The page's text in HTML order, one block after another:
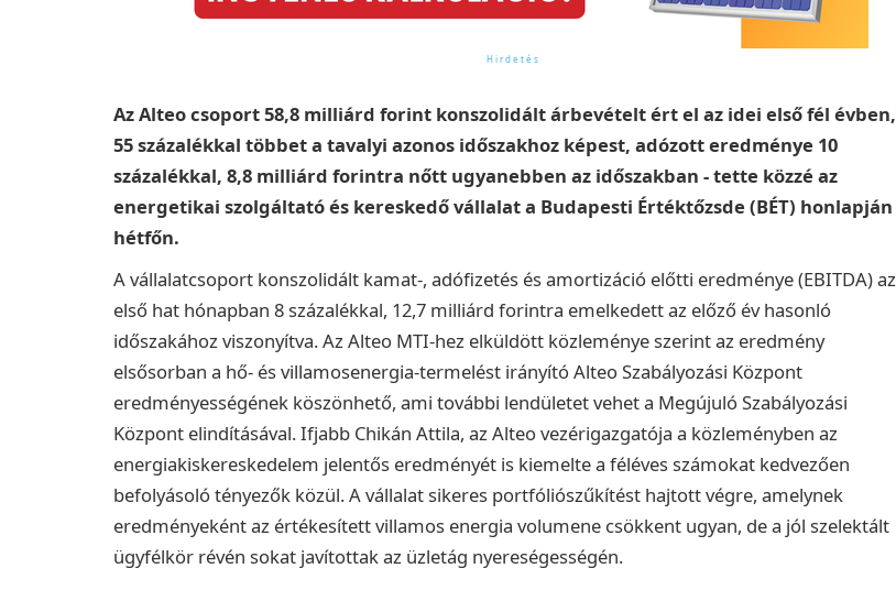
Az Alteo csoport 58,8 milliárd forint konszolidált árbevételt ért el az idei első fél évben,
55 százalékkal többet a tavalyi azonos időszakhoz képest, adózott eredménye 10
százalékkal, 8,8 milliárd forintra nőtt ugyanebben az időszakban - tette közzé az
energetikai szolgáltató és kereskedő vállalat a Budapesti Értéktőzsde (BÉT) honlapján
hétfőn.
A vállalatcsoport konszolidált kamat-, adófizetés és amortizáció előtti eredménye (EBITDA) az
első hat hónapban 8 százalékkal, 12,7 milliárd forintra emelkedett az előző év hasonló
időszakához viszonyítva. Az Alteo MTI-hez elküldött közleménye szerint az eredmény
elsősorban a hő- és villamosenergia-termelést irányító Alteo Szabályozási Központ
eredményességének köszönhető, ami további lendületet vehet a Megújuló Szabályozási
Központ elindításával. Ifjabb Chikán Attila, az Alteo vezérigazgatója a közleményben az
energiakiskereskedelem jelentős eredményét is kiemelte a féléves számokat kedvezően
befolyásoló tényezők közül. A vállalat sikeres portfóliószűkítést hajtott végre, amelynek
eredményeként az értékesített villamos energia volumene csökkent ugyan, de a jól szelektált
ügyfélkör révén sokat javítottak az üzletág nyereségességén.